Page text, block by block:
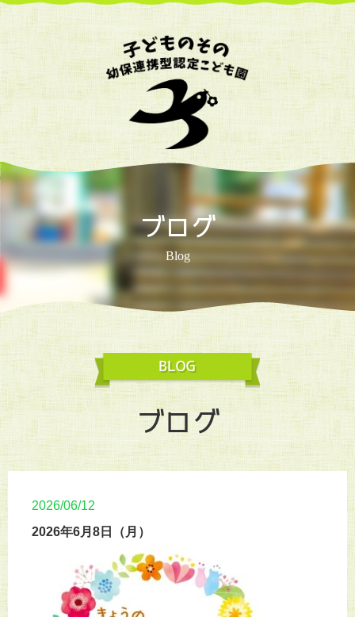
ブログ
Blog
ブログ
2026/06/12
2026年6月8日（月）